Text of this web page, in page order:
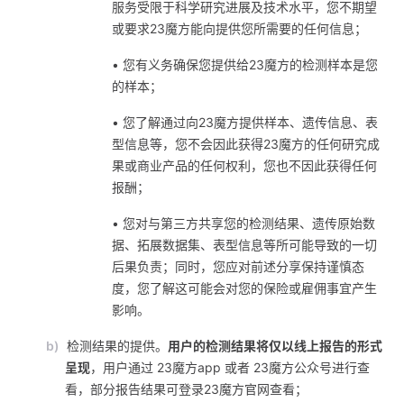
服务受限于科学研究进展及技术水平，您不期望
或要求23魔方能向提供您所需要的任何信息；
• 您有义务确保您提供给23魔方的检测样本是您
的样本；
• 您了解通过向23魔方提供样本、遗传信息、表
型信息等，您不会因此获得23魔方的任何研究成
果或商业产品的任何权利，您也不因此获得任何
报酬；
• 您对与第三方共享您的检测结果、遗传原始数
据、拓展数据集、表型信息等所可能导致的一切
后果负责；同时，您应对前述分享保持谨慎态
度，您了解这可能会对您的保险或雇佣事宜产生
影响。
b) 检测结果的提供。 用户的检测结果将仅以线上报告的形式
呈现，用户通过 23魔方app 或者 23魔方公众号进行查
看，部分报告结果可登录23魔方官网查看；